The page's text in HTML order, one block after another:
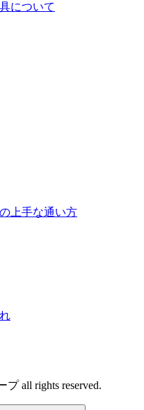
について
上手な通い方
all rights reserved.